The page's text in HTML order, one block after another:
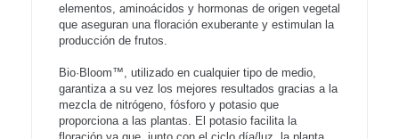
elementos, aminoácidos y hormonas de origen vegetal
que aseguran una floración exuberante y estimulan la
producción de frutos.
Bio·Bloom™, utilizado en cualquier tipo de medio,
garantiza a su vez los mejores resultados gracias a la
mezcla de nitrógeno, fósforo y potasio que
proporciona a las plantas. El potasio facilita la